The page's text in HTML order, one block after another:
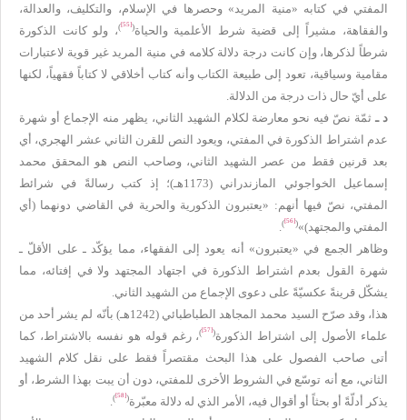
المفتي في كتابه «منية المريد» وحصرها في الإسلام، والتكليف، والعدالة،
والفقاهة، مشيراً إلى قضية شرط الأعلمية والحياة(
[55]
)، ولو كانت الذكورة
شرطاً لذكرها، وإن كانت درجة دلالة كلامه في منية المريد غير قوية لاعتبارات
مقامية وسياقية، تعود إلى طبيعة الكتاب وأنه كتاب أخلاقي لا كتاباً فقهياً، لكنها
على أيّ حال ذات درجة من الدلالة.
د ـثمّة نصّ فيه نحو معارضة لكلام الشهيد الثاني، يظهر منه الإجماع أو شهرة
عدم اشتراط الذكورة في المفتي، ويعود النص للقرن الثاني عشر الهجري، أي
بعد قرنين فقط من عصر الشهيد الثاني، وصاحب النص هو المحقق محمد
إسماعيل الخواجوئي المازندراني (1173هـ)؛ إذ كتب رسالةً في شرائط
المفتي، نصّ فيها أنهم: «يعتبرون الذكورية والحرية في القاضي دونهما (أي
المفتي والمجتهد)»(
[56]
)
وظاهر الجمع في «يعتبرون» أنه يعود إلى الفقهاء، مما يؤكّد ـ على الأقلّ ـ
شهرة القول بعدم اشتراط الذكورة في اجتهاد المجتهد ولا في إفتائه، مما
يشكّل قرينةً عكسيّةً على دعوى الإجماع من الشهيد الثاني.
هذا، وقد صرّح السيد محمد المجاهد الطباطبائي (1242هـ) بأنّه لم يشر أحد من
علماء الأصول إلى اشتراط الذكورة(
[57]
)، رغم قوله هو نفسه بالاشتراط، كما
أتى صاحب الفصول على هذا البحث مقتصراً فقط على نقل كلام الشهيد
الثاني، مع أنه توسّع في الشروط الأخرى للمفتي، دون أن يبت بهذا الشرط، أو
يذكر أدلّةً أو بحثاً أو أقوال فيه، الأمر الذي له دلالة معبّرة(
[58]
)